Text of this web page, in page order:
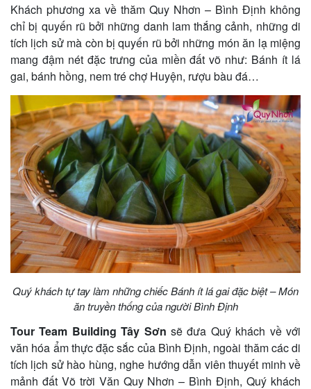
Khách phương xa về thăm Quy Nhơn – Bình Định không
chỉ bị quyến rũ bởi những danh lam thắng cảnh, những di
tích lịch sử mà còn bị quyến rũ bởi những món ăn lạ miệng
mang đậm nét đặc trưng của miền đất võ như: Bánh ít lá
gai, bánh hồng, nem tré chợ Huyện, rượu bàu đá…
Quý khách tự tay làm những chiếc Bánh ít lá gai đặc biệt – Món
ăn truyền thống của người Bình Định
Tour Team Building Tây Sơn sẽ đưa Quý khách về với
văn hóa ẩm thực đặc sắc của Bình Định, ngoài thăm các di
tích lịch sử hào hùng, nghe hướng dẫn viên thuyết minh về
mảnh đất Võ trời Văn Quy Nhơn – Bình Định, Quý khách